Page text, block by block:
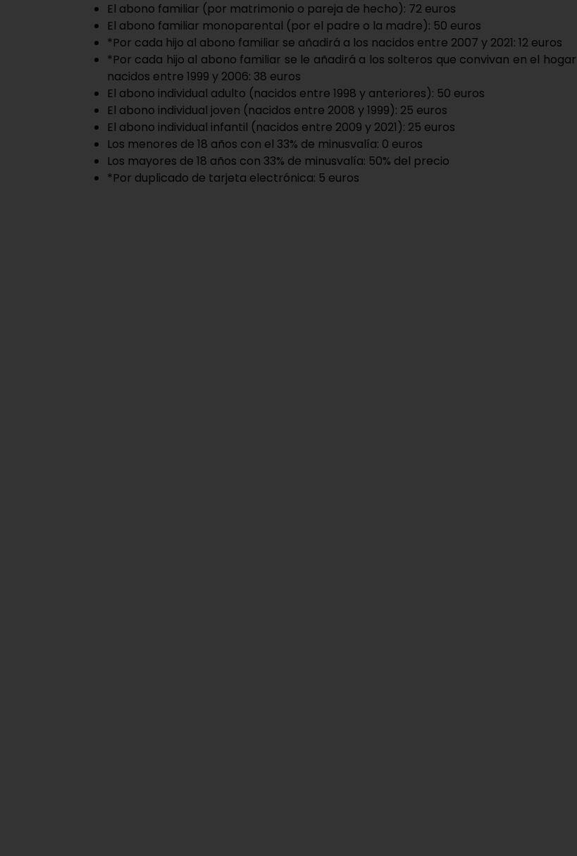
El abono familiar (por matrimonio o pareja de hecho): 72 euros
El abono familiar monoparental (por el padre o la madre): 50 euros
*Por cada hijo al abono familiar se añadirá a los nacidos entre 2007 y 2021: 12 euros
*Por cada hijo al abono familiar se le añadirá a los solteros que convivan en el hogar
nacidos entre 1999 y 2006: 38 euros
El abono individual adulto (nacidos entre 1998 y anteriores): 50 euros
El abono individual joven (nacidos entre 2008 y 1999): 25 euros
El abono individual infantil (nacidos entre 2009 y 2021): 25 euros
Los menores de 18 años con el 33% de minusvalía: 0 euros
Los mayores de 18 años con 33% de minusvalía: 50% del precio
*Por duplicado de tarjeta electrónica: 5 euros